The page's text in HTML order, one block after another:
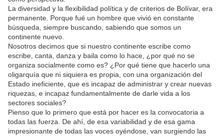
La diversidad y la flexibilidad política y de criterios de Bolívar, era
permanente. Porque fué un hombre que vivió en constante
búsqueda, siempre buscando, sabiendo que somos un
continente nuevo.
Nosotros decimos que si nuestro continente escribe como
escribe, canta, danza y baila como lo hace, ¿por qué no se
organiza socialmente como es? ¿Por qué tiene que hacerlo una
oligarquía que ni siquiera es propia, con una organización del
Estado ineficiente, que es incapaz de administrar y crear nuevas
riquezas, e incapaz fundamentalmente de darle vida a los
sectores sociales?
Pienso que lo primero que está por hacer es la convocatoria a
todas las fuerza. De ahí, de esa variabilidad y de esa gama
impresionante de todas las voces oyéndose, van surgiendo las